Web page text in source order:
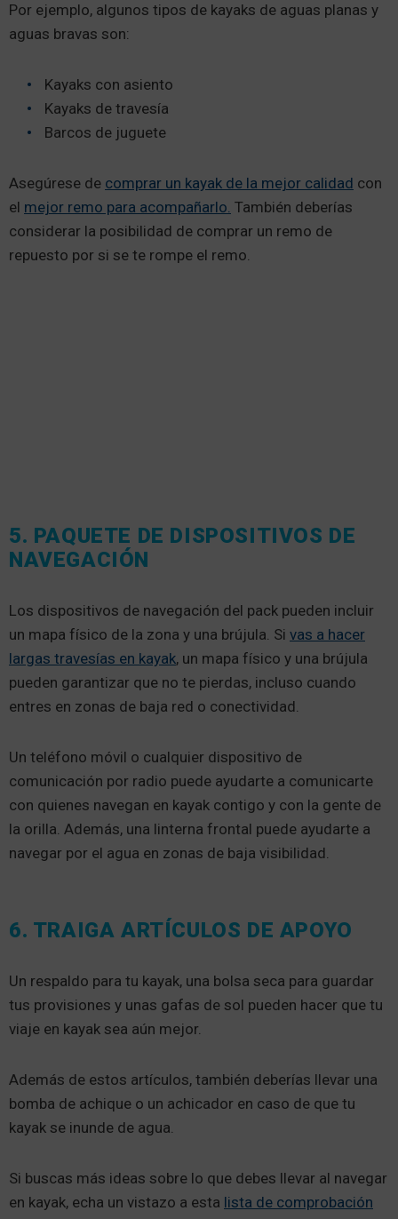
Por ejemplo, algunos tipos de kayaks de aguas planas y
aguas bravas son:
Kayaks con asiento
Kayaks de travesía
Barcos de juguete
Asegúrese de comprar un kayak de la mejor calidad con
el mejor remo para acompañarlo. También deberías
considerar la posibilidad de comprar un remo de
repuesto por si se te rompe el remo.
5. PAQUETE DE DISPOSITIVOS DE
NAVEGACIÓN
Los dispositivos de navegación del pack pueden incluir
un mapa físico de la zona y una brújula. Si vas a hacer
largas travesías en kayak, un mapa físico y una brújula
pueden garantizar que no te pierdas, incluso cuando
entres en zonas de baja red o conectividad.
Un teléfono móvil o cualquier dispositivo de
comunicación por radio puede ayudarte a comunicarte
con quienes navegan en kayak contigo y con la gente de
la orilla. Además, una linterna frontal puede ayudarte a
navegar por el agua en zonas de baja visibilidad.
6. TRAIGA ARTÍCULOS DE APOYO
Un respaldo para tu kayak, una bolsa seca para guardar
tus provisiones y unas gafas de sol pueden hacer que tu
viaje en kayak sea aún mejor.
Además de estos artículos, también deberías llevar una
bomba de achique o un achicador en caso de que tu
kayak se inunde de agua.
Si buscas más ideas sobre lo que debes llevar al navegar
en kayak, echa un vistazo a esta lista de comprobación